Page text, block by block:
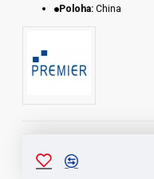
Poloha: China